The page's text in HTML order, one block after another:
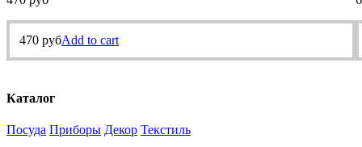
470 рубAdd to cart
Каталог
Посуда Приборы Декор Текстиль